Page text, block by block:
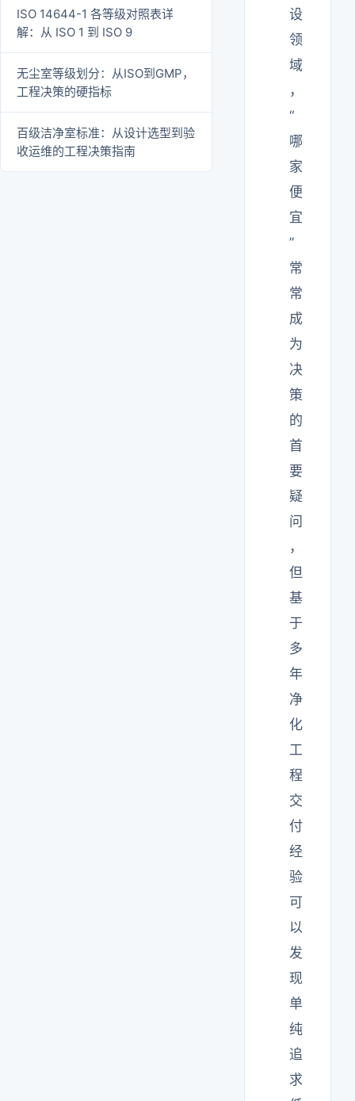
ISO 14644-1 各等级对照表详
解：从 ISO 1 到 ISO 9
无尘室等级划分：从ISO到GMP，
工程决策的硬指标
百级洁净室标准：从设计选型到验
收运维的工程决策指南
设
领
域
，
“
哪
家
便
宜
”
常
常
成
为
决
策
的
首
要
疑
问
，
但
基
于
多
年
净
化
工
程
交
付
经
验
可
以
发
现
单
纯
追
求